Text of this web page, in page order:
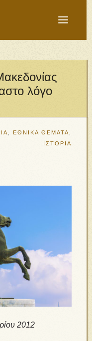
λόγο
ΕΘΝΙΚΑ ΘΕΜΑΤΑ
ΙΣΤΟΡΙΑ
2012